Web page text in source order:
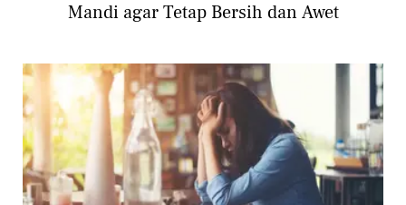
Mandi agar Tetap Bersih dan Awet